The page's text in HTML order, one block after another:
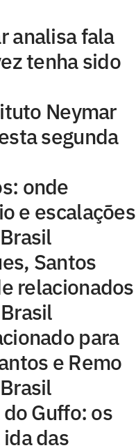
analisa fala
tenha sido
Neymar
segunda
onde
e escalações
Santos
relacionados
para
e Remo
Guffo: os
das